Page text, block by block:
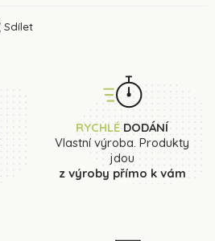
Sdílet
RYCHLÉDODÁNÍ
Vlastní výroba. Produkty
jdou
z výroby přímo k vám